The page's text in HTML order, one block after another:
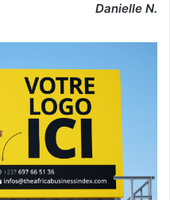
Danielle N.